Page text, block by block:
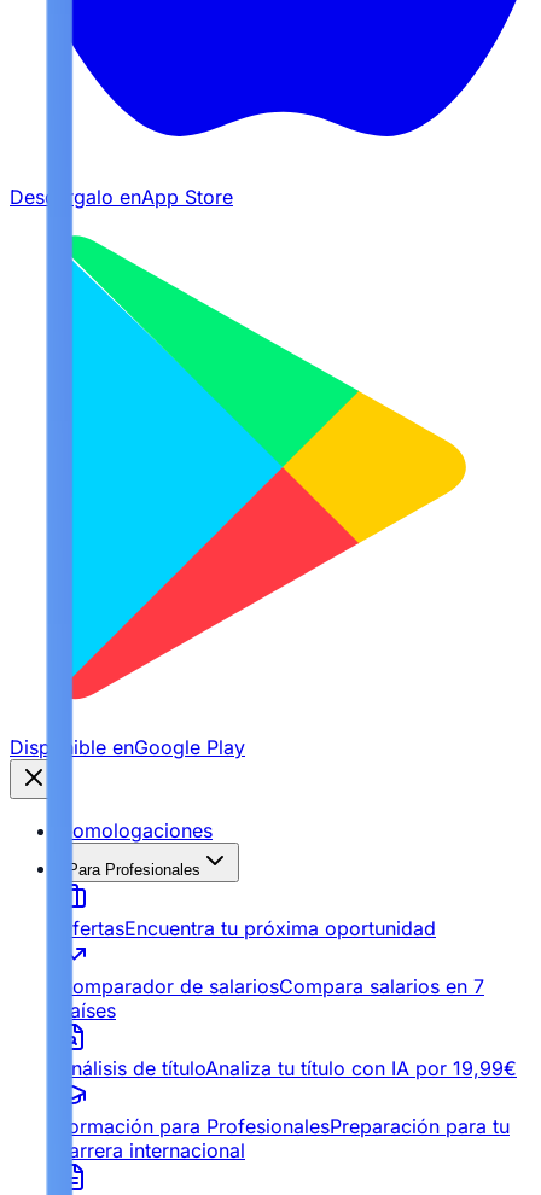
Descárgalo enApp Store
Disponible enGoogle Play
Homologaciones
Para Profesionales
OfertasEncuentra tu próxima oportunidad
Comparador de salariosCompara salarios en 7
países
Análisis de títuloAnaliza tu título con IA por 19,99€
Formación para ProfesionalesPreparación para tu
carrera internacional